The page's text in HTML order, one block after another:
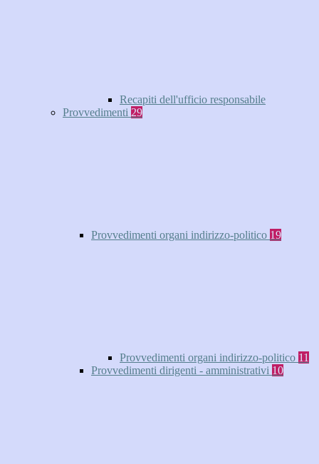
Recapiti dell'ufficio responsabile
Provvedimenti 29
Provvedimenti organi indirizzo-politico 19
Provvedimenti organi indirizzo-politico 11
Provvedimenti dirigenti - amministrativi 10